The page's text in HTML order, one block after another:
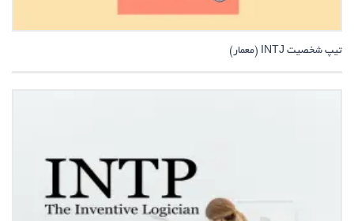
تیپ شخصیت INTJ (معمار)